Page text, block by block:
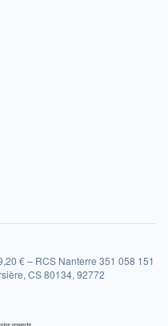
€ – RCS Nanterre 351 058 151
CS 80134, 92772